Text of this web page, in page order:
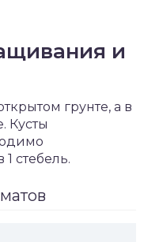
и
грунте, а в
Кусты
стебель.